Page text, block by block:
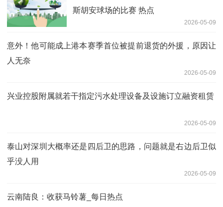
斯胡安球场的比赛 热点
2026-05-09
意外！他可能成上港本赛季首位被提前退货的外援，原因让
人无奈
2026-05-09
兴业控股附属就若干指定污水处理设备及设施订立融资租赁
2026-05-09
泰山对深圳大概率还是四后卫的思路，问题就是右边后卫似
乎没人用
2026-05-09
云南陆良：收获马铃薯_每日热点